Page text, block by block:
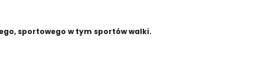
sportowego w tym sportów walki.